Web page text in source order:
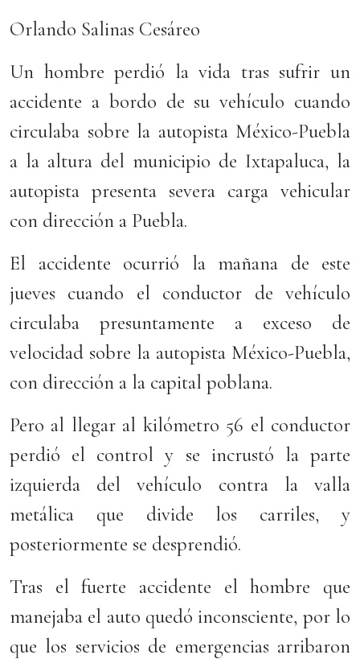
Orlando Salinas Cesáreo
Un hombre perdió la vida tras sufrir un
accidente a bordo de su vehículo cuando
circulaba sobre la autopista México-Puebla
a la altura del municipio de Ixtapaluca, la
autopista presenta severa carga vehicular
con dirección a Puebla.
El accidente ocurrió la mañana de este
jueves cuando el conductor de vehículo
circulaba presuntamente a exceso de
velocidad sobre la autopista México-Puebla,
con dirección a la capital poblana.
Pero al llegar al kilómetro 56 el conductor
perdió el control y se incrustó la parte
izquierda del vehículo contra la valla
metálica que divide los carriles, y
posteriormente se desprendió.
Tras el fuerte accidente el hombre que
manejaba el auto quedó inconsciente, por lo
que los servicios de emergencias arribaron